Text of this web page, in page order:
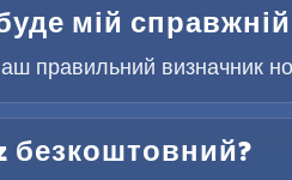
мій
правильний визначник
безкоштовний?